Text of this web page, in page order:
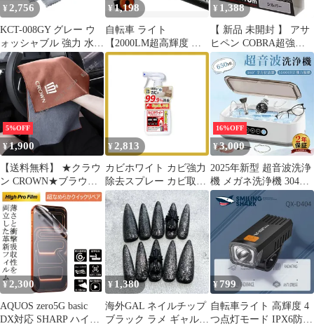
¥ 2,756
KCT-008GY グレー ウ
ォッシャブル 強力 水
性/油性汚れ対応 マイク
ロファイバー クリーナ
ー Lサイズ 超極細繊維
クリーニングクロス エ
レコム
¥ 1,198
自転車 ライト
【2000LM超高輝度 ＆
自動点灯】 Type-C充電
式 IPX6防水 光センサ
ー搭載 180°照明角度 取
り付け簡単 小型 軽量
3200mAh大容量 眩しく
ない ロードバイク クロ
スバイク 充電式テール
ライト付き 通勤 通学
停電 防災
¥ 1,388
【 新品 未開封 】 アサ
ヒペン COBRA超強力
多用途補修テープ
2.5cmX10m シルバー
CB009 未使用 送料無料
5%OFF
¥1,900
【送料無料】 ★クラウ
ン CROWN★ブラウン
★マイクロファイバー
洗車タオル 超吸水 クリ
ーニングクロス ふき取
り 柔らかい 厚手 傷防
止 速乾タオル 2枚入り
CXC2B62Q051
¥ 2,813
カビホワイト カビ強力
除去スプレー カビ取り
スプレー カビ取り剤 防
カビ 黒カビ除去 壁紙対
応 [お風呂・壁紙・土
壁・タイル] 300ml ビー
ワンショップ 0
16%OFF
¥3,000
2025年新型 超音波洗浄
機 メガネ洗浄機 304ス
テンレス鋼 タンク
650ml 大容量 55000Hz
強力振動 3段階タイマ
ー 軽量 小型 家庭用 洗
浄機 ジュエリー/腕時
計/指輪/化粧道具 PSE
認証済
¥ 2,300
AQUOS zero5G basic
DX対応 SHARP ハイプ
¥ 1,380
海外GAL ネイルチップ
ブラック ラメ ギャル
¥ 799
自転車ライト 高輝度 4
つ点灯モード IPX6防水